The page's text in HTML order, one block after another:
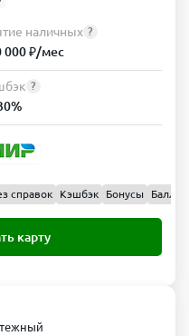
наличных ?
000 ₽/мес
?
справок Кэшбэк Бонусы Баллы
карту